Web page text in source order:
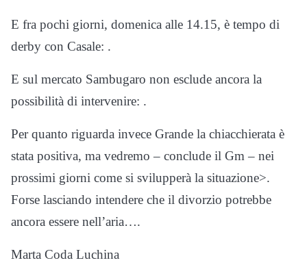
E fra pochi giorni, domenica alle 14.15, è tempo di
derby con Casale: .
E sul mercato Sambugaro non esclude ancora la
possibilità di intervenire: .
Per quanto riguarda invece Grande la chiacchierata è
stata positiva, ma vedremo – conclude il Gm – nei
prossimi giorni come si svilupperà la situazione>.
Forse lasciando intendere che il divorzio potrebbe
ancora essere nell’aria….
Marta Coda Luchina